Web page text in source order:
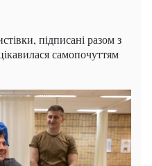
підписані разом з
самопочуттям